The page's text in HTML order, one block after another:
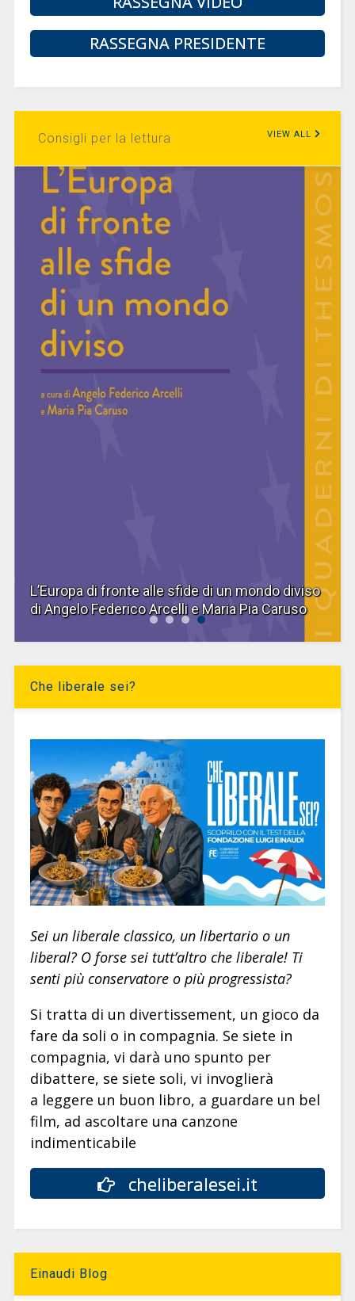
RASSEGNA PRESIDENTE
Consigli per la lettura VIEW ALL
diviso
YŪGEN. Mistero sul Canal Grande di Eva
Convertino, Alberto Mingardi
Che liberale sei?
Sei un liberale classico, un libertario o un
liberal? O forse sei tutt’altro che liberale! Ti
senti più conservatore o più progressista?
Si tratta di un divertissement, un gioco da
fare da soli o in compagnia. Se siete in
compagnia, vi darà uno spunto per
dibattere, se siete soli, vi invoglierà
a leggere un buon libro, a guardare un bel
film, ad ascoltare una canzone
indimenticabile
cheliberalesei.it
Einaudi Blog